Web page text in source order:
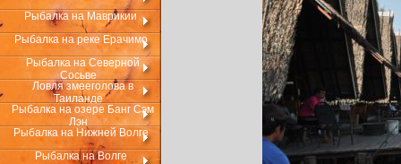
Рыбалка на Маврикии
Рыбалка на реке Ерачимо
Рыбалка на Северной
Сосьве
Ловля змееголова в
Таиланде
Рыбалка на озере Банг Сэм
Лэн
Рыбалка на Нижней Волге
Рыбалка на Волге